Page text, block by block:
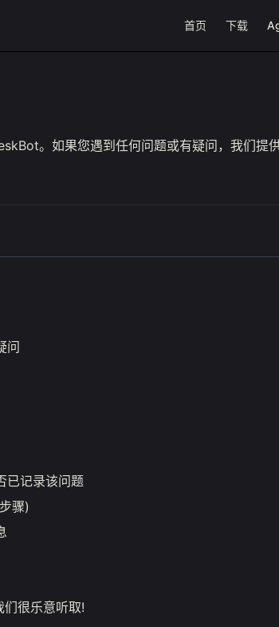
首页 下载
。如果您遇到任何问题或有疑问，我们提
问
已记录该问题
骤)
很乐意听取!